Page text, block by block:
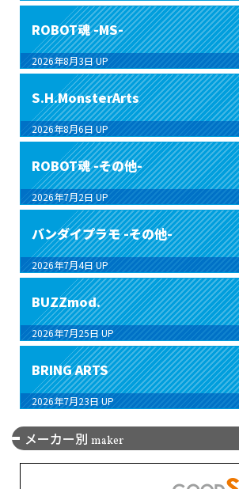
ROBOT魂 -MS-
2026年8月3日 UP
S.H.MonsterArts
2026年8月6日 UP
ROBOT魂 -その他-
2026年7月2日 UP
バンダイプラモ -その他-
2026年7月4日 UP
BUZZmod.
2026年7月25日 UP
BRING ARTS
2026年7月23日 UP
メーカー別 maker